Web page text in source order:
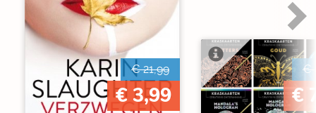
€ 21,99
€ 3,99
€
€